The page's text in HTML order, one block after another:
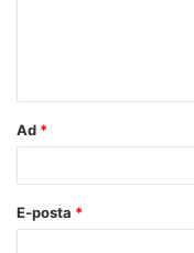
Ad *
E-posta *